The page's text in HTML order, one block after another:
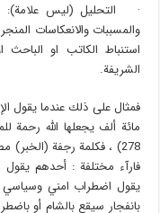
· التحليل (ليس علامة):
والمسببات والانعكاسات
استنباط الكاتب او
الشريفة.
فمثال على ذلك عندما يقول
مائة ألف يجعلها الله رحمة
278) ، فكلمة رجفة (الخبر)
فارآء مختلفة : أحدهم يقول
يقول اضطراب امني وسياسي
بانفجار سيقع بالشام أو